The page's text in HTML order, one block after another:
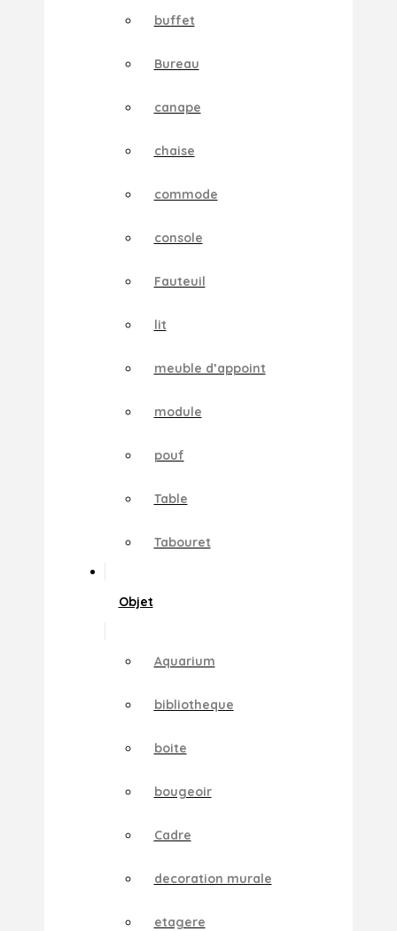
buffet
Bureau
canape
chaise
commode
console
Fauteuil
lit
meuble d’appoint
module
pouf
Table
Tabouret
Objet
Aquarium
bibliotheque
boite
bougeoir
Cadre
decoration murale
etagere